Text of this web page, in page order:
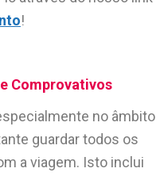
!
Comprovativos
no âmbito
guardar todos os
a viagem. Isto inclui